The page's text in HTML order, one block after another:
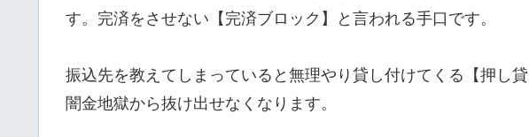
す。完済をさせない【完済ブロック】と言われる手口です。
振込先を教えてしまっていると無理やり貸し付けてくる【押し
闇金地獄から抜け出せなくなります。